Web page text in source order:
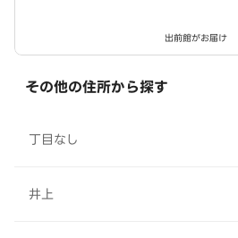
出前館がお届け
その他の住所から探す
丁目なし
井上